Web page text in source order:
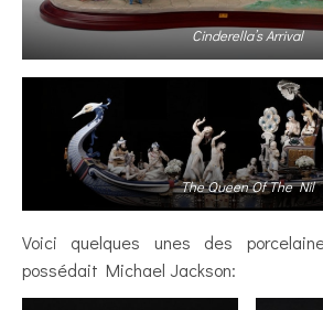
Cinderella’s Arrival
The Queen Of The Nil
Voici quelques unes des
possédait Michael Jackson: